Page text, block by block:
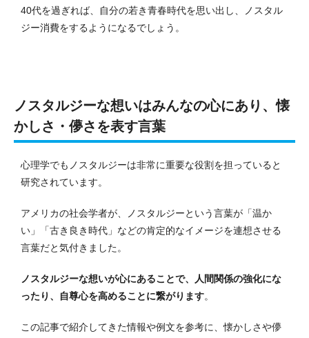
40代を過ぎれば、自分の若き青春時代を思い出し、ノスタル
ジー消費をするようになるでしょう。
ノスタルジーな想いはみんなの心にあり、懐
かしさ・儚さを表す言葉
心理学でもノスタルジーは非常に重要な役割を担っていると
研究されています。
アメリカの社会学者が、ノスタルジーという言葉が「温か
い」「古き良き時代」などの肯定的なイメージを連想させる
言葉だと気付きました。
ノスタルジーな想いが心にあることで、人間関係の強化にな
ったり、自尊心を高めることに繋がります。
この記事で紹介してきた情報や例文を参考に、懐かしさや儚